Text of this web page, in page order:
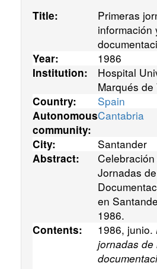
Title:
Primeras
información
Year: 1986
Institution:
Hospital
Marqués
Country: Spain
Autonomous
community:
Cantabria
City: Santander
Abstract:
Jornadas
en
1986.
Contents: 1986, junio.
jornadas de